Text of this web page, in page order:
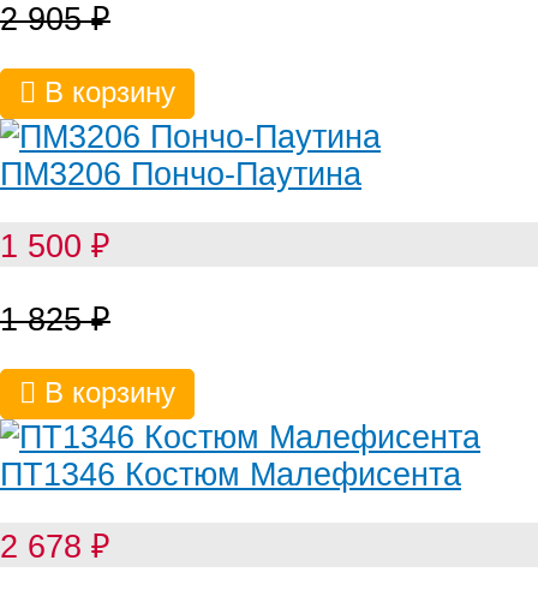
2 905₽
В корзину
ПМ3206 Пончо-Паутина
1 500 ₽
1 825₽
В корзину
ПТ1346 Костюм Малефисента
2 678 ₽